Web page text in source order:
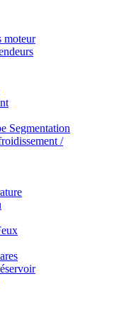
moteur
Segmentation
/